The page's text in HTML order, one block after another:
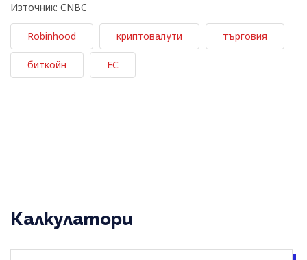
Източник: CNBC
Robinhood криптовалути търговия
биткойн ЕС
Калкулатори